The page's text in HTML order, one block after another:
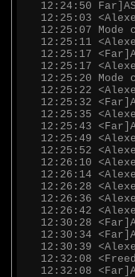
12:24:50
12:25:03
12:25:07 Mode
12:25:11
12:25:17
12:25:17
12:25:20 Mode
12:25:22
12:25:32
12:25:35
12:25:43
12:25:49
12:25:52
12:26:10
12:26:14
12:26:28
12:26:36
12:26:42
12:30:28
12:30:34
12:30:39
12:32:08
12:32:08